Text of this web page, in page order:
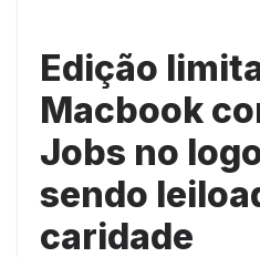
Edição
Macbook
Jobs no
sendo
caridade